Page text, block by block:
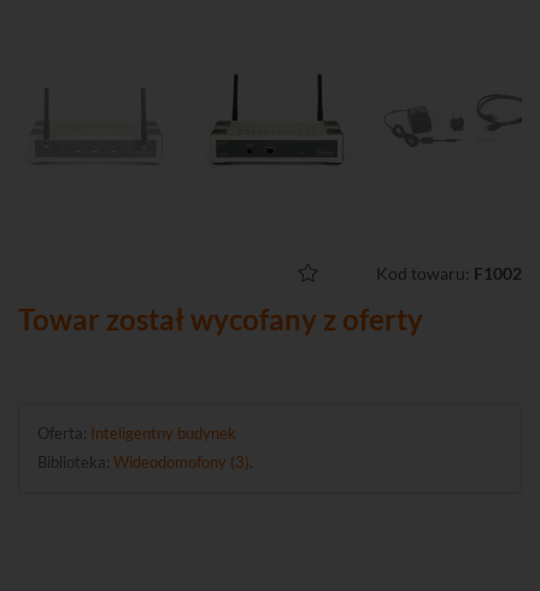
Kod towaru: F1002
Towar został wycofany z oferty
Oferta: Inteligentny budynek
Biblioteka: Wideodomofony (3)